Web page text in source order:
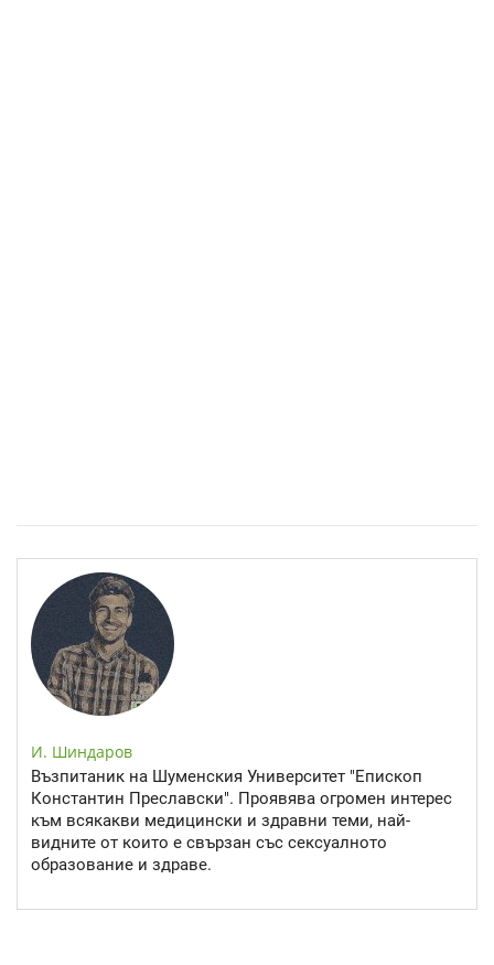
И. Шиндаров
Възпитаник на Шуменския Университет "Епископ
Константин Преславски". Проявява огромен интерес
към всякакви медицински и здравни теми, най-
видните от които е свързан със сексуалното
образование и здраве.